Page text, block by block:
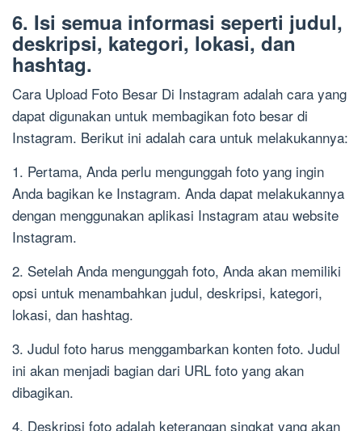
6. Isi semua informasi seperti judul,
deskripsi, kategori, lokasi, dan
hashtag.
Cara Upload Foto Besar Di Instagram adalah cara yang
dapat digunakan untuk membagikan foto besar di
Instagram. Berikut ini adalah cara untuk melakukannya:
1. Pertama, Anda perlu mengunggah foto yang ingin
Anda bagikan ke Instagram. Anda dapat melakukannya
dengan menggunakan aplikasi Instagram atau website
Instagram.
2. Setelah Anda mengunggah foto, Anda akan memiliki
opsi untuk menambahkan judul, deskripsi, kategori,
lokasi, dan hashtag.
3. Judul foto harus menggambarkan konten foto. Judul
ini akan menjadi bagian dari URL foto yang akan
dibagikan.
4. Deskripsi foto adalah keterangan singkat yang akan